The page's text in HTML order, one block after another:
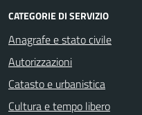
CATEGORIE DI SERVIZIO
Anagrafe e stato civile
Autorizzazioni
Catasto e urbanistica
Cultura e tempo libero